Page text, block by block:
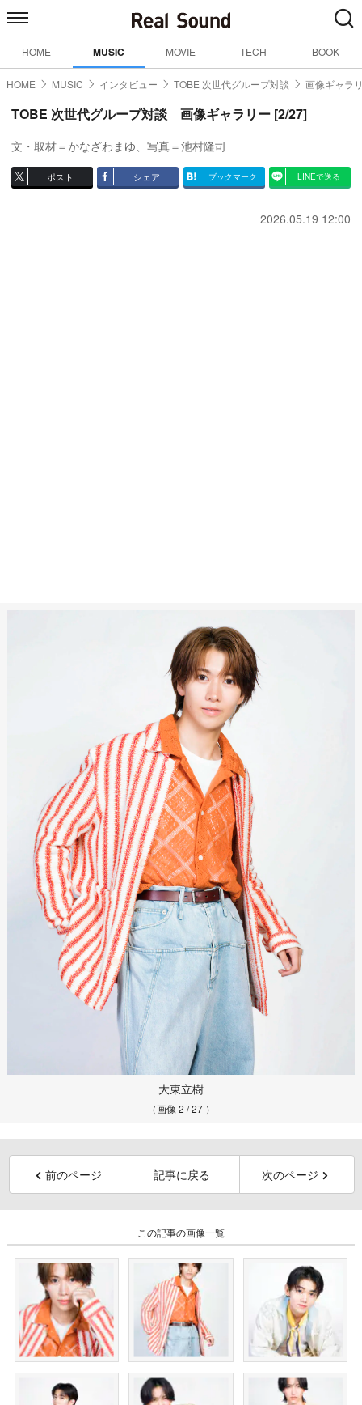
HOME MUSIC MOVIE TECH BOOK
HOME MUSIC インタビュー TOBE 次世代グループ対談 画像ギャラ
TOBE 次世代グループ対談 画像ギャラリー [2/27]
文・取材＝かなざわまゆ、写真＝池村隆司
ポスト シェア ブックマーク LINEで送る
2026.05.19 12:00
大東立樹
（画像 2 / 27 ）
前のページ 記事に戻る 次のページ
この記事の画像一覧